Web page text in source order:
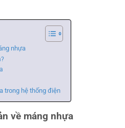
nhựa
trong hệ thống điện
về máng nhựa